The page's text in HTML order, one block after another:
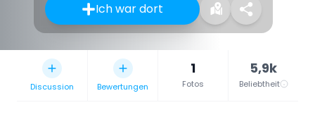
Ich war dort
Discussion Bewertungen
1
Fotos
5,9k
Beliebtheit